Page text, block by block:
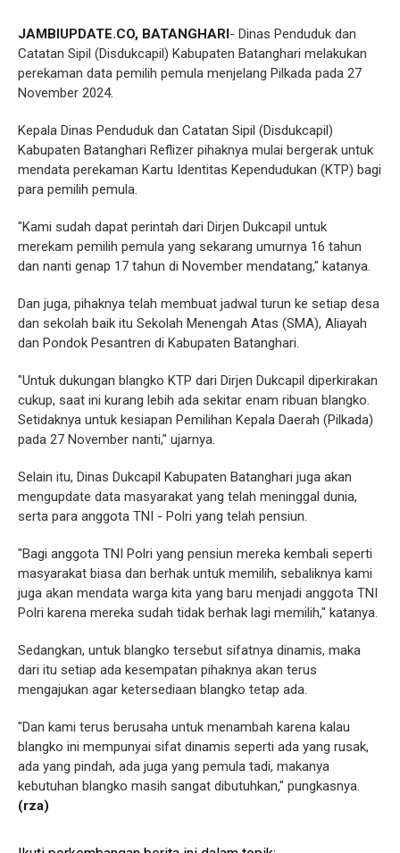
JAMBIUPDATE.CO, BATANGHARI- Dinas Penduduk dan
Catatan Sipil (Disdukcapil) Kabupaten Batanghari melakukan
perekaman data pemilih pemula menjelang Pilkada pada 27
November 2024.
Kepala Dinas Penduduk dan Catatan Sipil (Disdukcapil)
Kabupaten Batanghari Reflizer pihaknya mulai bergerak untuk
mendata perekaman Kartu Identitas Kependudukan (KTP) bagi
para pemilih pemula.
"Kami sudah dapat perintah dari Dirjen Dukcapil untuk
merekam pemilih pemula yang sekarang umurnya 16 tahun
dan nanti genap 17 tahun di November mendatang," katanya.
Dan juga, pihaknya telah membuat jadwal turun ke setiap desa
dan sekolah baik itu Sekolah Menengah Atas (SMA), Aliayah
dan Pondok Pesantren di Kabupaten Batanghari.
"Untuk dukungan blangko KTP dari Dirjen Dukcapil diperkirakan
cukup, saat ini kurang lebih ada sekitar enam ribuan blangko.
Setidaknya untuk kesiapan Pemilihan Kepala Daerah (Pilkada)
pada 27 November nanti," ujarnya.
Selain itu, Dinas Dukcapil Kabupaten Batanghari juga akan
mengupdate data masyarakat yang telah meninggal dunia,
serta para anggota TNI - Polri yang telah pensiun.
"Bagi anggota TNI Polri yang pensiun mereka kembali seperti
masyarakat biasa dan berhak untuk memilih, sebaliknya kami
juga akan mendata warga kita yang baru menjadi anggota TNI
Polri karena mereka sudah tidak berhak lagi memilih," katanya.
Sedangkan, untuk blangko tersebut sifatnya dinamis, maka
dari itu setiap ada kesempatan pihaknya akan terus
mengajukan agar ketersediaan blangko tetap ada.
"Dan kami terus berusaha untuk menambah karena kalau
blangko ini mempunyai sifat dinamis seperti ada yang rusak,
ada yang pindah, ada juga yang pemula tadi, makanya
kebutuhan blangko masih sangat dibutuhkan," pungkasnya.
(rza)